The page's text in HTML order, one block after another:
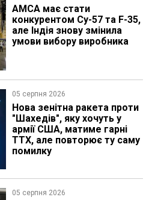
AMCA має стати
конкурентом Су-57 та F-35,
але Індія знову змінила
умови вибору виробника
05 серпня 2026
Нова зенітна ракета проти
"Шахедів", яку хочуть у
армії США, матиме гарні
ТТХ, але повторює ту саму
помилку
05 серпня 2026